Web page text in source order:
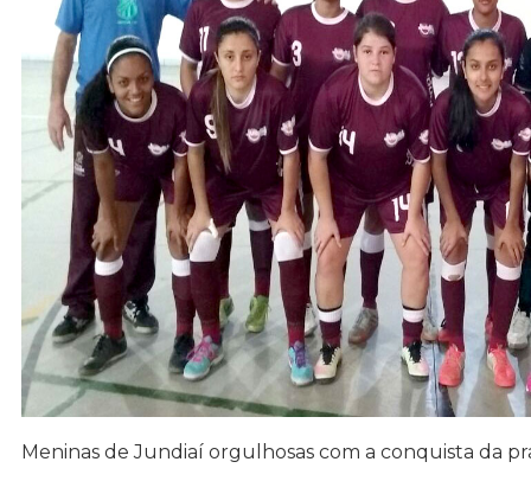
Meninas de Jundiaí orgulhosas com a conquista da